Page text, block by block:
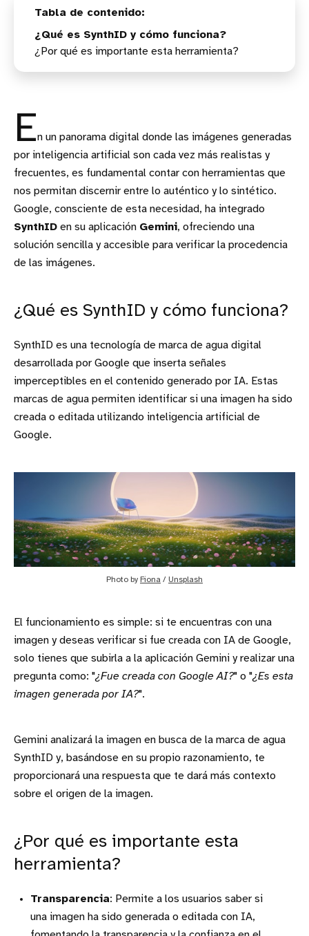
¿Qué es SynthID y cómo funciona?
¿Por qué es importante esta herramienta?
En un panorama digital donde las imágenes generadas
por inteligencia artificial son cada vez más realistas y
frecuentes, es fundamental contar con herramientas que
nos permitan discernir entre lo auténtico y lo sintético.
Google, consciente de esta necesidad, ha integrado
SynthID en su aplicación Gemini, ofreciendo una
solución sencilla y accesible para verificar la procedencia
de las imágenes.
¿Qué es SynthID y cómo funciona?
SynthID es una tecnología de marca de agua digital
desarrollada por Google que inserta señales
imperceptibles en el contenido generado por IA. Estas
marcas de agua permiten identificar si una imagen ha sido
creada o editada utilizando inteligencia artificial de
Google.
Photo by Fiona / Unsplash
El funcionamiento es simple: si te encuentras con una
imagen y deseas verificar si fue creada con IA de Google,
solo tienes que subirla a la aplicación Gemini y realizar una
pregunta como: "¿Fue creada con Google AI?" o "¿Es esta
imagen generada por IA?".
Gemini analizará la imagen en busca de la marca de agua
SynthID y, basándose en su propio razonamiento, te
proporcionará una respuesta que te dará más contexto
sobre el origen de la imagen.
¿Por qué es importante esta
herramienta?
Transparencia: Permite a los usuarios saber si
una imagen ha sido generada o editada con IA,